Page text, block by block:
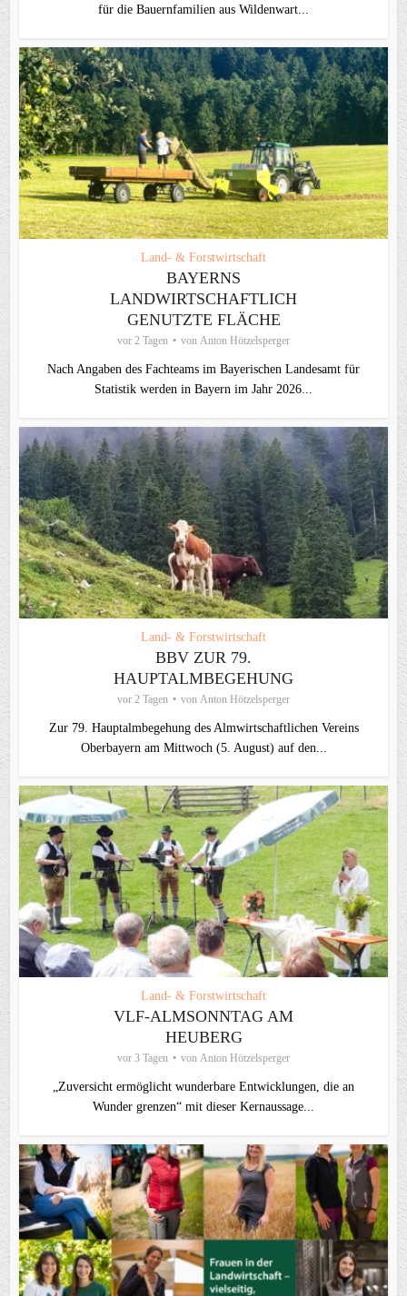
für die Bauernfamilien aus Wildenwart...
Land- & Forstwirtschaft
BAYERNS
LANDWIRTSCHAFTLICH
GENUTZTE FLÄCHE
vor 2 Tagen von Anton Hötzelsperger
Nach Angaben des Fachteams im Bayerischen Landesamt für
Statistik werden in Bayern im Jahr 2026...
Land- & Forstwirtschaft
BBV ZUR 79.
HAUPTALMBEGEHUNG
vor 2 Tagen von Anton Hötzelsperger
Zur 79. Hauptalmbegehung des Almwirtschaftlichen Vereins
Oberbayern am Mittwoch (5. August) auf den...
Land- & Forstwirtschaft
VLF-ALMSONNTAG AM
HEUBERG
vor 3 Tagen von Anton Hötzelsperger
„Zuversicht ermöglicht wunderbare Entwicklungen, die an
Wunder grenzen“ mit dieser Kernaussage...